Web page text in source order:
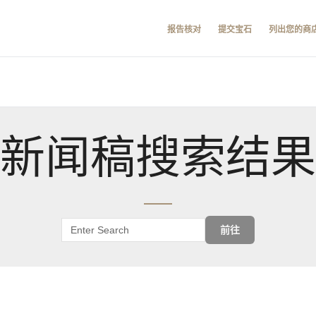
报告核对 提交宝石 列出您的商
新闻稿搜索结果
前往